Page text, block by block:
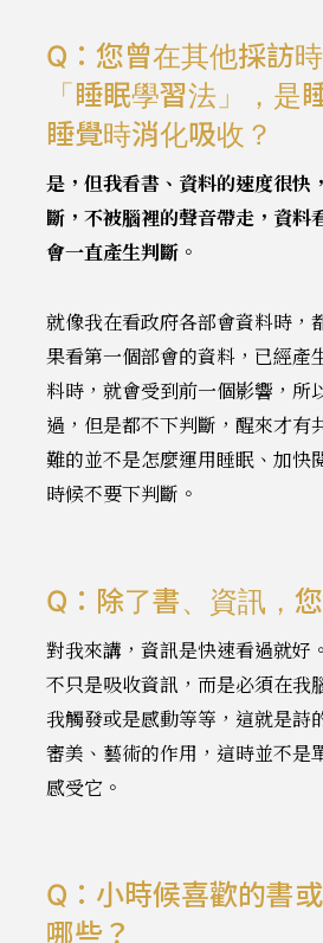
Q：您曾在其他採訪
「睡眠學習法」，是
睡覺時消化吸收？
是，但我看書、資料的速度很快
斷，不被腦裡的聲音帶走，資料
會一直產生判斷。
就像我在看政府各部會資料時，
果看第一個部會的資料，已經產
料時，就會受到前一個影響，所
過，但是都不下判斷，醒來才有
難的並不是怎麼運用睡眠、加快
時候不要下判斷。
Q：除了書、資訊，
對我來講，資訊是快速看過就好
不只是吸收資訊，而是必須在我
我觸發或是感動等等，這就是詩
審美、藝術的作用，這時並不是
感受它。
Q：小時候喜歡的書
哪些？